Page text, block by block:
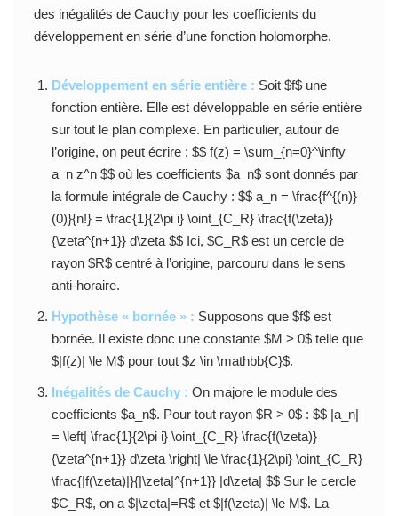
des inégalités de Cauchy pour les coefficients du
développement en série d’une fonction holomorphe.
Développement en série entière : Soit $f$ une
fonction entière. Elle est développable en série entière
sur tout le plan complexe. En particulier, autour de
l’origine, on peut écrire : $$ f(z) = \sum_{n=0}^\infty
a_n z^n $$ où les coefficients $a_n$ sont donnés par
la formule intégrale de Cauchy : $$ a_n = \frac{f^{(n)}
(0)}{n!} = \frac{1}{2\pi i} \oint_{C_R} \frac{f(\zeta)}
{\zeta^{n+1}} d\zeta $$ Ici, $C_R$ est un cercle de
rayon $R$ centré à l’origine, parcouru dans le sens
anti-horaire.
Hypothèse « bornée » : Supposons que $f$ est
bornée. Il existe donc une constante $M > 0$ telle que
$|f(z)| \le M$ pour tout $z \in \mathbb{C}$.
Inégalités de Cauchy : On majore le module des
coefficients $a_n$. Pour tout rayon $R > 0$ : $$ |a_n|
= \left| \frac{1}{2\pi i} \oint_{C_R} \frac{f(\zeta)}
{\zeta^{n+1}} d\zeta \right| \le \frac{1}{2\pi} \oint_{C_R}
\frac{|f(\zeta)|}{|\zeta|^{n+1}} |d\zeta| $$ Sur le cercle
$C_R$, on a $|\zeta|=R$ et $|f(\zeta)| \le M$. La